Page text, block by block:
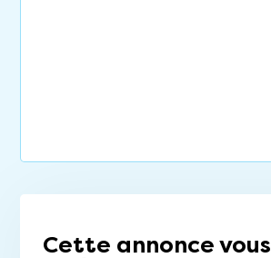
Cette annonce vous